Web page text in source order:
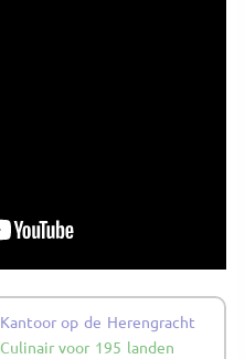
Kantoor op de Herengracht
Culinair voor 195 landen